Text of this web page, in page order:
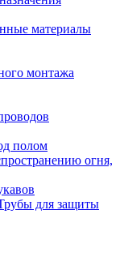
материалы
монтажа
полом
огня,
для защиты